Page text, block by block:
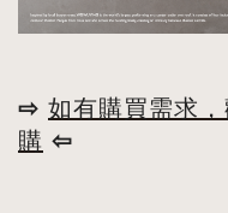
⇨ 如有購買需求
購 ⇦